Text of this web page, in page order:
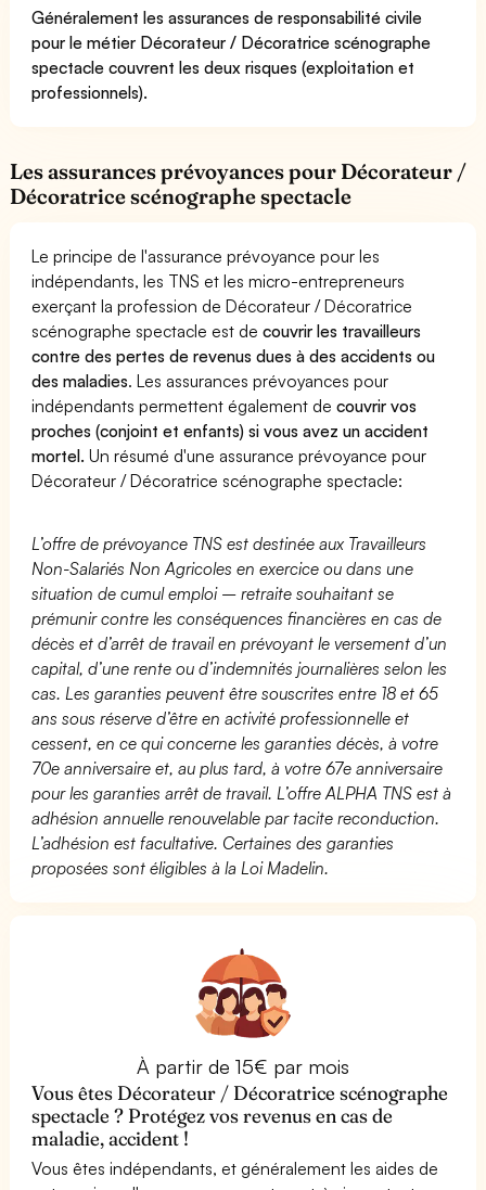
Généralement les assurances de responsabilité civile
pour le métier Décorateur / Décoratrice scénographe
spectacle couvrent les deux risques (exploitation et
professionnels).
Les assurances prévoyances pour Décorateur /
Décoratrice scénographe spectacle
Le principe de l'assurance prévoyance pour les
indépendants, les TNS et les micro-entrepreneurs
exerçant la profession de Décorateur / Décoratrice
scénographe spectacle est decouvrir les travailleurs
contre des pertes de revenus dues à des accidents ou
des maladies. Les assurances prévoyances pour
indépendants permettent également decouvrir vos
proches (conjoint et enfants) si vous avez un accident
mortel. Un résumé d'une assurance prévoyance pour
Décorateur / Décoratrice scénographe spectacle:
L’offre de prévoyance TNS est destinée aux Travailleurs
Non-Salariés Non Agricoles en exercice ou dans une
situation de cumul emploi – retraite souhaitant se
prémunir contre les conséquences financières en cas de
décès et d’arrêt de travail en prévoyant le versement d’un
capital, d’une rente ou d’indemnités journalières selon les
cas. Les garanties peuvent être souscrites entre 18 et 65
ans sous réserve d’être en activité professionnelle et
cessent, en ce qui concerne les garanties décès, à votre
70e anniversaire et, au plus tard, à votre 67e anniversaire
pour les garanties arrêt de travail. L’offre ALPHA TNS est à
adhésion annuelle renouvelable par tacite reconduction.
L’adhésion est facultative. Certaines des garanties
proposées sont éligibles à la Loi Madelin.
À partir de 15€ par mois
Vous êtes Décorateur / Décoratrice scénographe
spectacle ? Protégez vos revenus en cas de
maladie, accident !
Vous êtes indépendants, et généralement les aides de